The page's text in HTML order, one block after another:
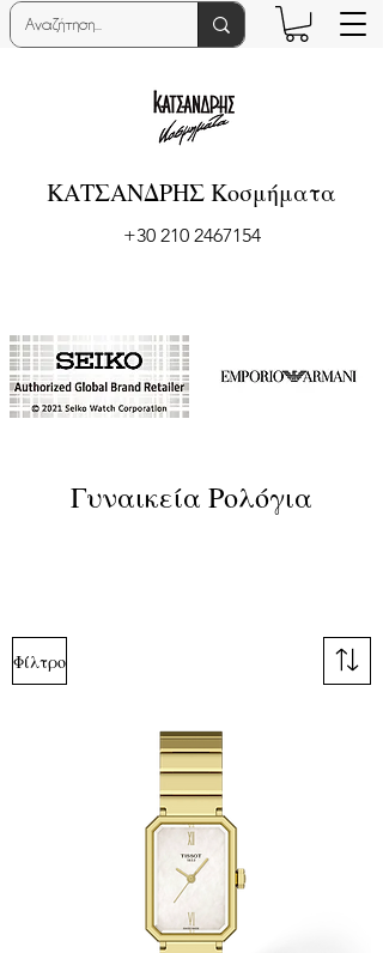
ΚΑΤΣΑΝΔΡΗΣ Κοσμήματα
+30 210 2467154
Γυναικεία Ρολόγια
Φίλτρο